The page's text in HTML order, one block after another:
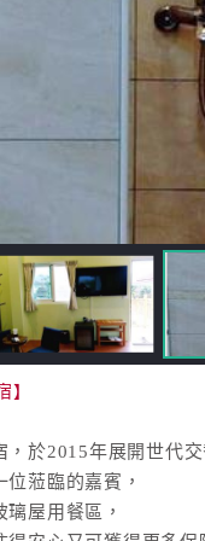
】
，於2015年展開世代
蒞臨的嘉賓，
屋用餐區，